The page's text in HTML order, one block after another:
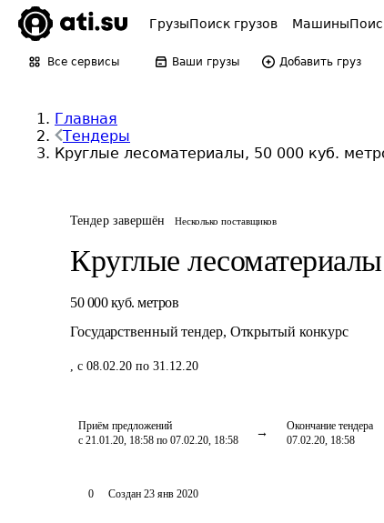
ГрузыПоиск грузов Машины
Все сервисы Ваши грузы Добавить груз
Главная
Тендеры
Круглые лесоматериалы, 50 000 куб.
Тендер завершён Несколько поставщиков
Круглые лесоматериалы
50 000 куб. метров
Государственный тендер, Открытый конкурс
, с 08.02.20 по 31.12.20
Приём предложений
с 21.01.20, 18:58 по 07.02.20, 18:58
Окончание тендера
07.02.20, 18:58
0 Создан 23 янв 2020